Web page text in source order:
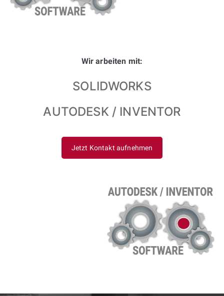
Wir arbeiten mit:
SOLIDWORKS
AUTODESK / INVENTOR
Jetzt Kontakt aufnehmen